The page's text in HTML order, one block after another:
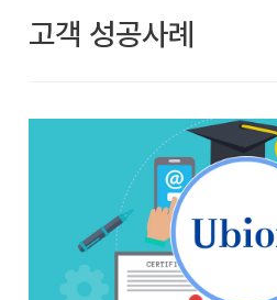
고객 성공사례